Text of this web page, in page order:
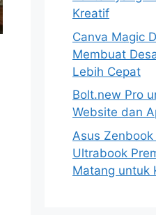
Kreatif
Canva Magic
Membuat
Lebih Cepat
Bolt.new Pro
Website dan
Asus
Ultrabook
Matang untuk